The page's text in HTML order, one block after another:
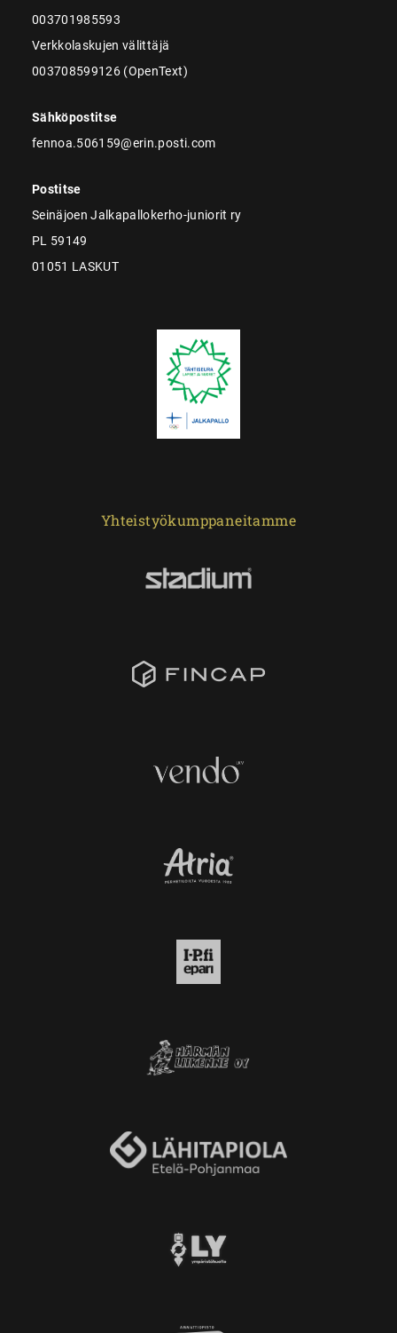
003701985593
Verkkolaskujen välittäjä
003708599126 (OpenText)
Sähköpostitse
fennoa.506159@erin.posti.com
Postitse
Seinäjoen Jalkapallokerho-juniorit ry
PL 59149
01051 LASKUT
Yhteistyökumppaneitamme